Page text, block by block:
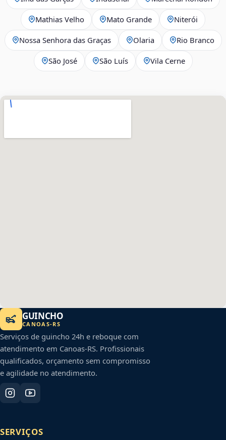
Mathias Velho Mato Grande Niterói
Nossa Senhora das Graças Olaria Rio Branco
São José São Luís Vila Cerne
GUINCHO
CANOAS-RS
Serviços de guincho 24h e reboque com
atendimento em Canoas-RS. Profissionais
qualificados, orçamento sem compromisso
e agilidade no atendimento.
SERVIÇOS